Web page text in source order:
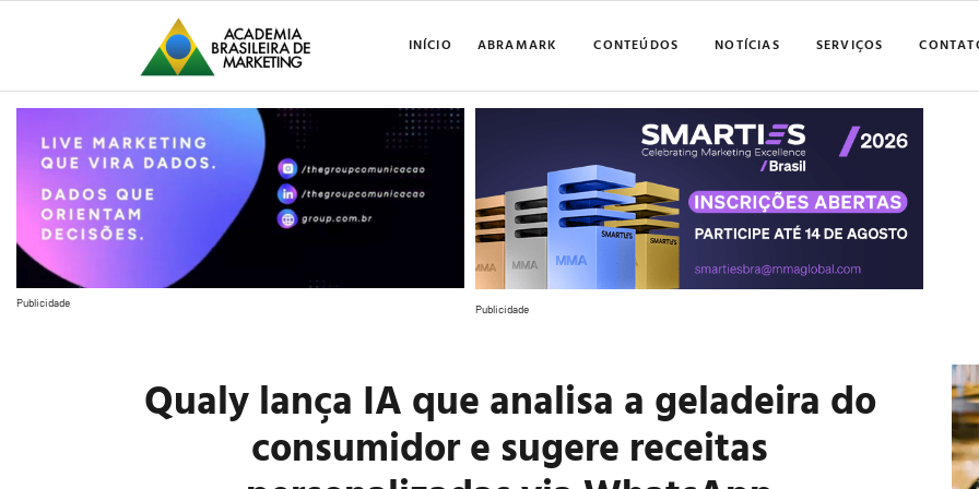
INÍCIO ABRAMARK CONTEÚDOS NOTÍCIAS SERVIÇOS
Publicidade Publicidade
Qualy lança IA que analisa a geladeira do
consumidor e sugere receitas